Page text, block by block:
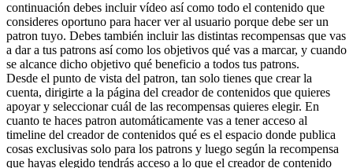
continuación debes incluir vídeo así como todo el contenido que
consideres oportuno para hacer ver al usuario porque debe ser un
patron tuyo. Debes también incluir las distintas recompensas que vas
a dar a tus patrons así como los objetivos qué vas a marcar, y cuando
se alcance dicho objetivo qué beneficio a todos tus patrons.
Desde el punto de vista del patron, tan solo tienes que crear la
cuenta, dirigirte a la página del creador de contenidos que quieres
apoyar y seleccionar cuál de las recompensas quieres elegir. En
cuanto te haces patron automáticamente vas a tener acceso al
timeline del creador de contenidos qué es el espacio donde publica
cosas exclusivas solo para los patrons y luego según la recompensa
que hayas elegido tendrás acceso a lo que el creador de contenido